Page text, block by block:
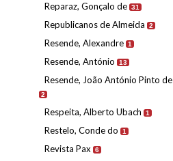
Reparaz, Gonçalo de 31
Republicanos de Almeida 2
Resende, Alexandre 1
Resende, António 13
Resende, João António Pinto de
2
Respeita, Alberto Ubach 1
Restelo, Conde do 1
Revista Pax 6